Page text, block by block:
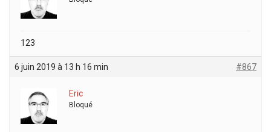
123
6 juin 2019 à 13 h 16 min #867
Eric
Bloqué